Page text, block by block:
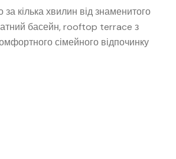
кілька хвилин від знаменитого
басейн, rooftop terrace з
сімейного відпочинку